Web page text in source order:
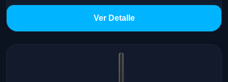
Ver Detalle